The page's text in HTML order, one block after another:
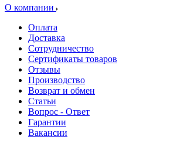
О компании
Оплата
Доставка
Сотрудничество
Сертификаты товаров
Отзывы
Производство
Возврат и обмен
Статьи
Вопрос - Ответ
Гарантии
Вакансии